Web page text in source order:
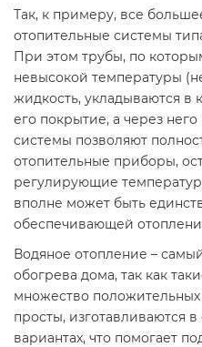
Так, к примеру, все
отопительные системы
При этом трубы, по
невысокой температуры
жидкость, укладываются в
его покрытие, а через
системы позволяют
отопительные приборы,
регулирующие
вполне может быть
обеспечивающей
Водяное отопление –
обогрева дома, так как
множество положительных
просты, изготавливаются
вариантах, что помогает